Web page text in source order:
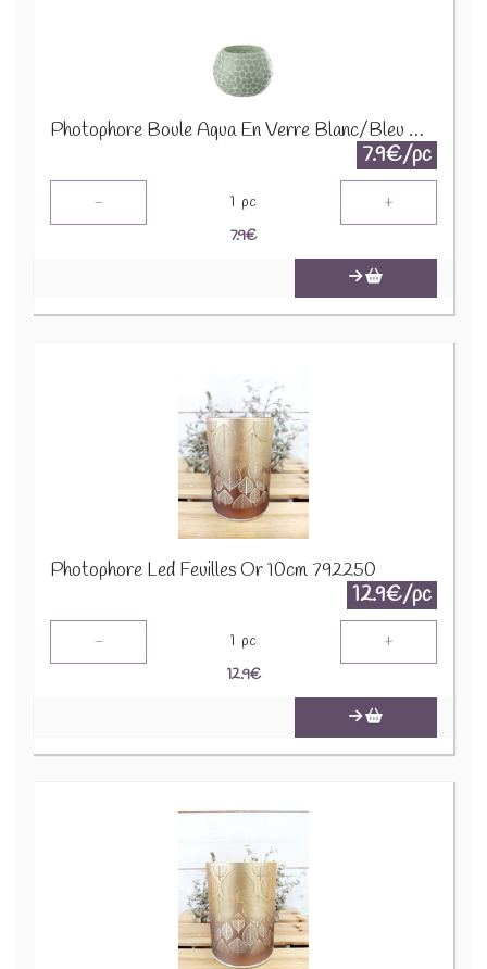
Photophore Boule Aqua En Verre Blanc/Bleu Clair Small 21384
7.9€/pc
- 1 pc +
7.9€
Photophore Led Feuilles Or 10cm 792250
12.9€/pc
- 1 pc +
12.9€